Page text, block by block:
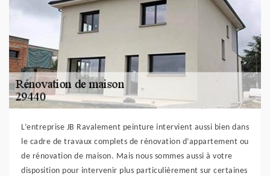
L’entreprise JB Ravalement peinture intervient aussi bien dans
le cadre de travaux complets de rénovation d’appartement ou
de rénovation de maison. Mais nous sommes aussi à votre
disposition pour intervenir plus particulièrement sur certaines